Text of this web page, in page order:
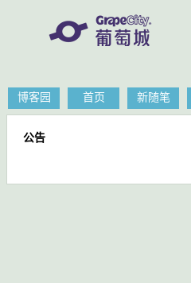
博客园 首页 新随笔
公告